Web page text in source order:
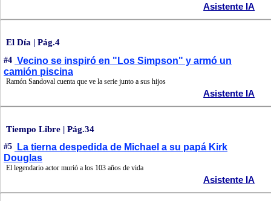
Asistente IA
El Día | Pág.4
#4 Vecino se inspiró en "Los Simpson" y armó un
camión piscina
Ramón Sandoval cuenta que ve la serie junto a sus hijos
Asistente IA
Tiempo Libre | Pág.34
#5
La tierna despedida de Michael a su papá Kirk
Douglas
El legendario actor murió a los 103 años de vida
Asistente IA